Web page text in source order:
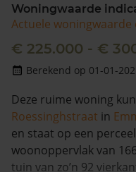
Woningwaarde
Actuele
€ 225.000 - €
Berekend op 01-01-
Deze ruime woning
Roessinghstraat in
en staat op een
woonoppervlak van
tuin van zo’n 92